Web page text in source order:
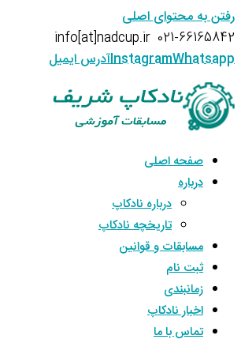
رفتن به محتوای اصلی
021-66165842
info[at]nadcup.ir
InstagramWhatsapp آدرس ایمیل
صفحه اصلی
درباره
درباره نادکاپ
تاریخچه نادکاپ
مسابقات و قوانین
ثبت نام
زمانبندی
اخبار نادکاپ
تماس با ما